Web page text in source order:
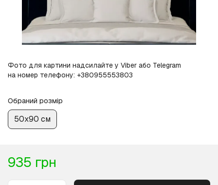
Фото для картини надсилайте у Viber або Telegram
на номер телефону: +380955553803
Обраний розмір
50х90 см
935 грн